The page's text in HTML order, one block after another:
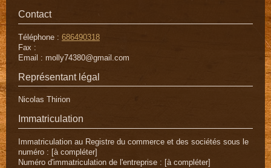
Contact
Téléphone : 686490318
Fax :
Email : molly74380@gmail.com
Représentant légal
Nicolas Thirion
Immatriculation
Immatriculation au Registre du commerce et des sociétés sous le
numéro : [à compléter]
Numéro d'immatriculation de l'entreprise : [à compléter]